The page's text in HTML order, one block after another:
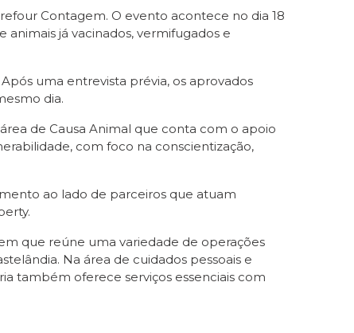
Contagem. O evento acontece no dia 18
já vacinados, vermifugados e
uma entrevista prévia, os aprovados
dia.
de Causa Animal que conta com o apoio
com foco na conscientização,
ao lado de parceiros que atuam
que reúne uma variedade de operações
Na área de cuidados pessoais e
também oferece serviços essenciais com